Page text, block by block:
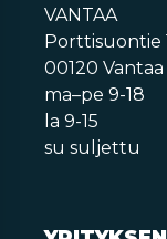
VANTAA
Porttisuontie
00120
ma–pe 9-18
la 9-15
su suljettu